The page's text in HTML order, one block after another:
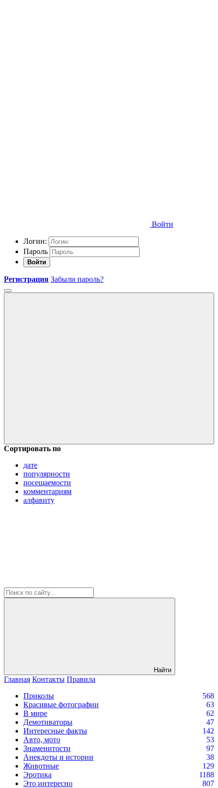
Войти
Логин:
Пароль
Войти
Регистрация Забыли пароль?
Сортировать по
дате
популярности
посещаемости
комментариям
алфавиту
Найти
Главная Контакты Правила
Приколы
568
Красивые фотографии
63
В мире
62
Демотиваторы
47
Интересные факты
142
Авто, мото
53
Знаменитости
97
Анекдоты и истории
38
Животные
129
Эротика
1188
Это интересно
807